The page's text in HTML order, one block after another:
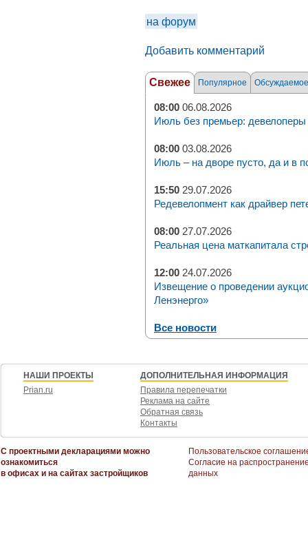
на форум
Добавить комментарий
Свежее Популярное Обсуждаемое
08:00 06.08.2026
Июль без премьер: девелоперы
08:00 03.08.2026
Июль – на дворе пусто, да и в
15:50 29.07.2026
Редевелопмент как драйвер
08:00 27.07.2026
Реальная цена маткапитала
12:00 24.07.2026
Извещение о проведении
Ленэнерго»
Все новости
НАШИ ПРОЕКТЫ
Prian.ru
ДОПОЛНИТЕЛЬНАЯ ИНФОРМАЦИЯ
Правила перепечатки
Реклама на сайте
Обратная связь
Контакты
С проектными декларациями можно
ознакомиться
в офисах и на сайтах застройщиков
Пользовательское
Согласие на
данных